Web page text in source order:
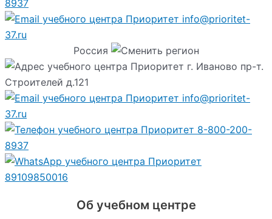
8937
info@prioritet-
37.ru
Россия
г. Иваново пр-т.
Строителей д.121
info@prioritet-
37.ru
8-800-200-
8937
89109850016
Об учебном центре